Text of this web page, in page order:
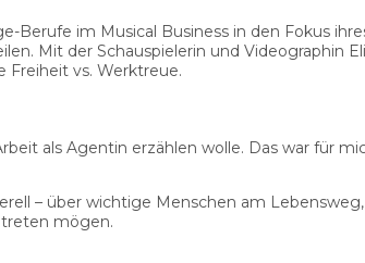
im Musical Business in den Fokus
Mit der Schauspielerin und Videographin
Freiheit vs. Werktreue.
als Agentin erzählen wolle. Das war für
– über wichtige Menschen am
mögen.